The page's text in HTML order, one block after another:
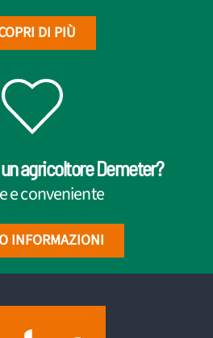
DI PIÙ
agricoltore Demeter?
e conveniente
INFORMAZIONI